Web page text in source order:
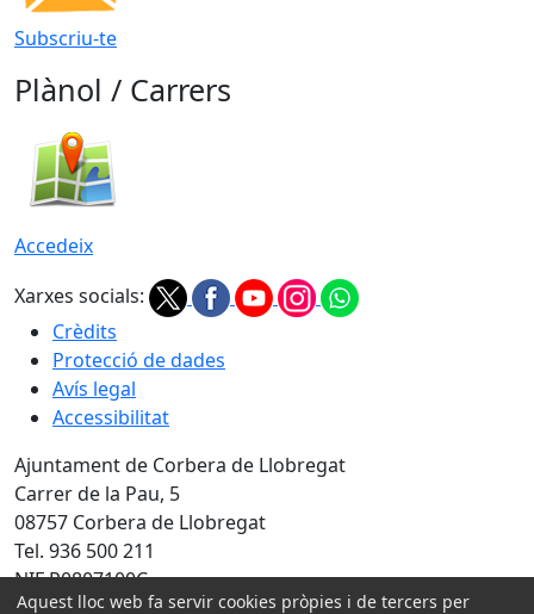
Subscriu-te
Plànol / Carrers
Accedeix
Xarxes socials:
Crèdits
Protecció de dades
Avís legal
Accessibilitat
Ajuntament de Corbera de Llobregat
Carrer de la Pau, 5
08757 Corbera de Llobregat
Tel. 936 500 211
NIF P0807100C
Aquest lloc web fa servir cookies pròpies i de tercers per